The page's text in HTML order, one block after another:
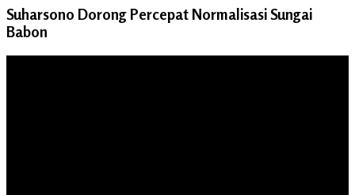
Suharsono Dorong Percepat Normalisasi Sungai
Babon